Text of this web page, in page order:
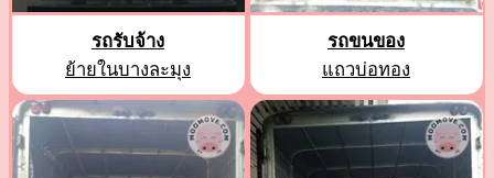
รถรับจ้าง
ย้ายในบางละมุง
รถขนของ
แถวบ่อทอง